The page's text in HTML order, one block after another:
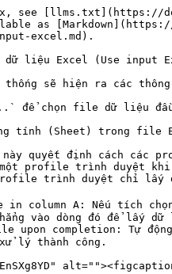
see [llms.txt](https://
as
excel.md).
liệu Excel (Use input
thống sẽ hiện ra các
để chọn file dữ liệu
tính (Sheet) trong file
này quyết định cách
in column A: Nếu tích
vào dòng đó để lấy dữ
completion: Tự
lý thành công.